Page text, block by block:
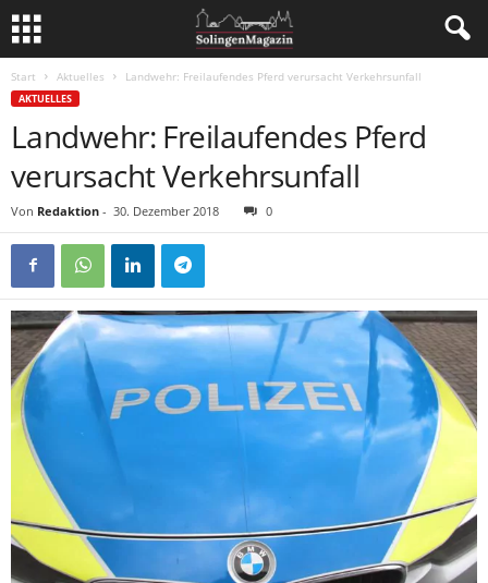
Start Aktuelles Landwehr: Freilaufendes Pferd verursacht Verkehrsunfall
AKTUELLES
Landwehr: Freilaufendes Pferd
verursacht Verkehrsunfall
Von Redaktion - 30. Dezember 2018 0